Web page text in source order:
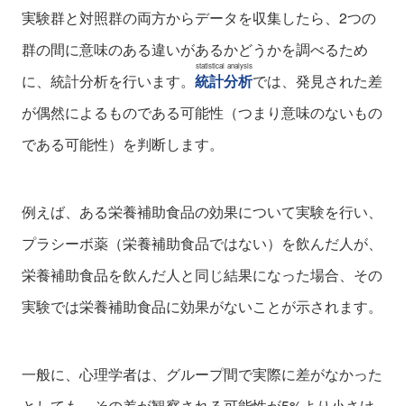
実験群と対照群の両方からデータを収集したら、2つの
群の間に意味のある違いがあるかどうかを調べるため
に、統計分析を行います。 統計分析
statistical analysis
では、発見された差
が偶然によるものである可能性（つまり意味のないもの
である可能性）を判断します。
例えば、ある栄養補助食品の効果について実験を行い、
プラシーボ薬（栄養補助食品ではない）を飲んだ人が、
栄養補助食品を飲んだ人と同じ結果になった場合、その
実験では栄養補助食品に効果がないことが示されます。
一般に、心理学者は、グループ間で実際に差がなかった